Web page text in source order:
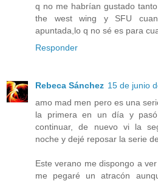
q no me habrían gustado
the west wing y SFU
apuntada,lo q no sé es para
Responder
Rebeca Sánchez 15 de junio
amo mad men pero es una
la primera en un día y
continuar, de nuevo vi la
noche y dejé reposar la serie
Este verano me dispongo a
me pegaré un atracón